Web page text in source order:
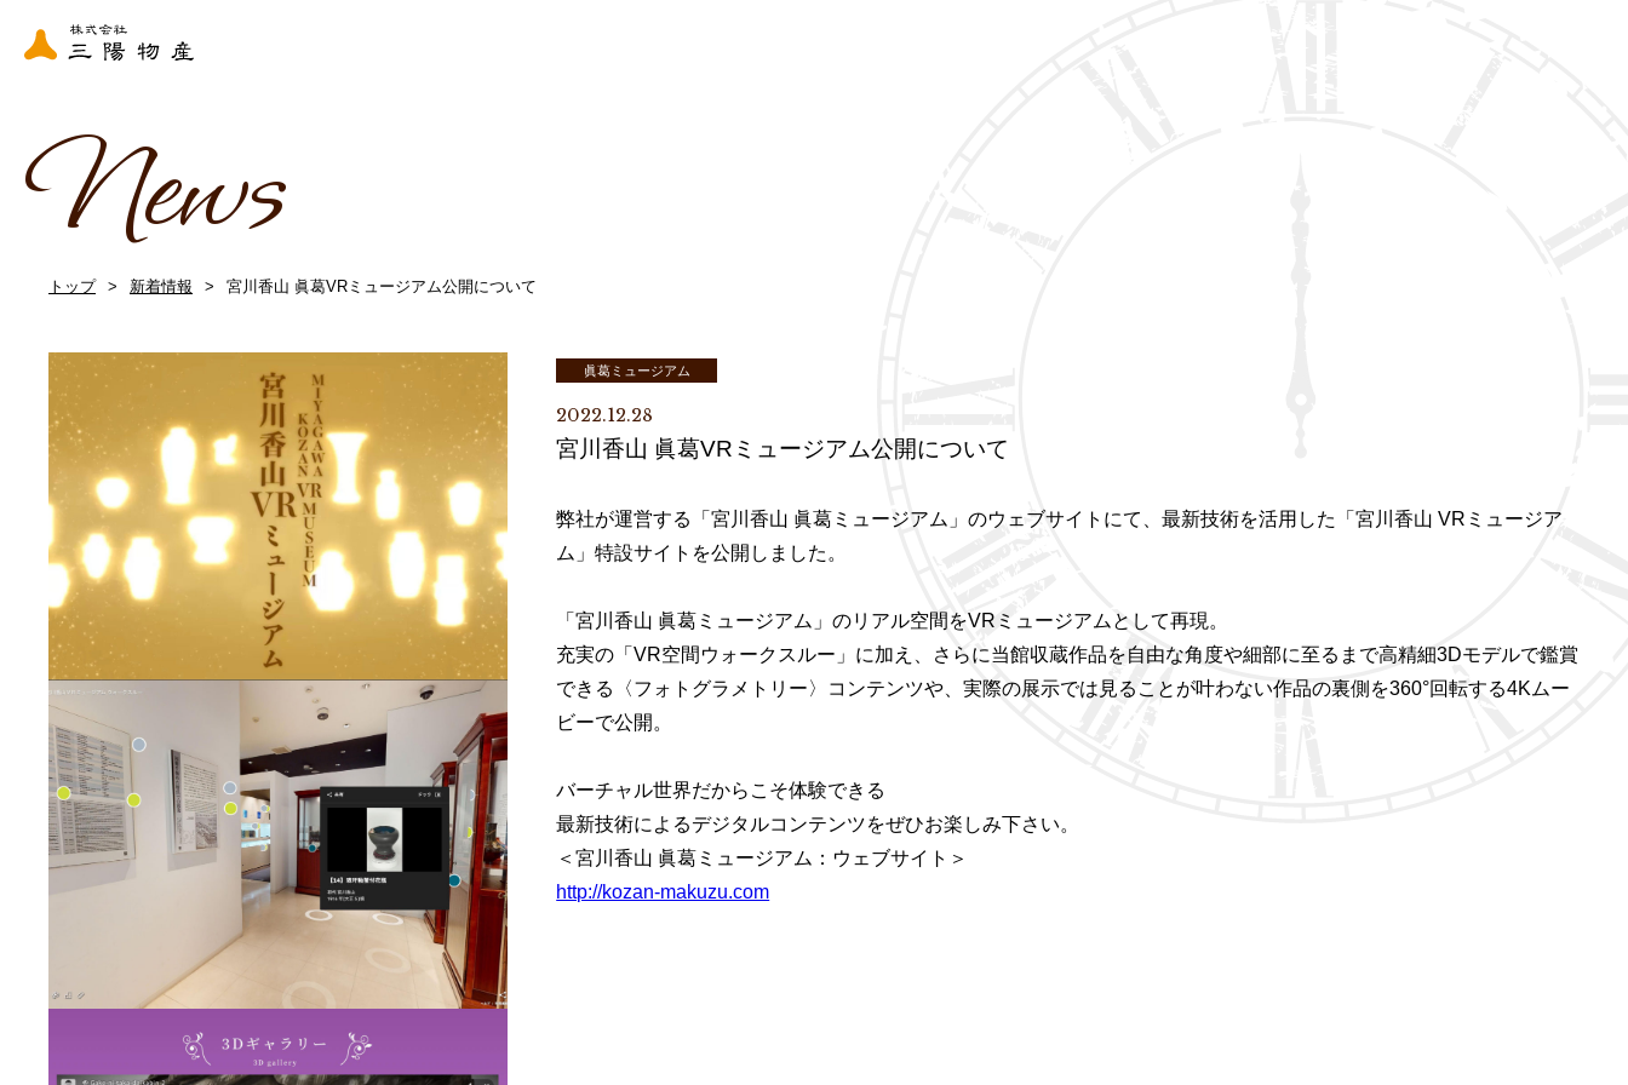
News
トップ 新着情報 宮川香山 眞葛VRミュージアム公開について
眞葛ミュージアム
2022.12.28
宮川香山 眞葛VRミュージアム公開について
弊社が運営する「宮川香山 眞葛ミュージアム」のウェブサイトにて、最新技術を活用した「宮川香山 VRミュージア
ム」特設サイトを公開しました。
「宮川香山 眞葛ミュージアム」のリアル空間をVRミュージアムとして再現。
充実の「VR空間ウォークスルー」に加え、さらに当館収蔵作品を自由な角度や細部に至るまで高精細3Dモデルで鑑賞
できる〈フォトグラメトリー〉コンテンツや、実際の展示では見ることが叶わない作品の裏側を360°回転する4Kムー
ビーで公開。
バーチャル世界だからこそ体験できる
最新技術によるデジタルコンテンツをぜひお楽しみ下さい。
＜宮川香山 眞葛ミュージアム：ウェブサイト＞
http://kozan-makuzu.com